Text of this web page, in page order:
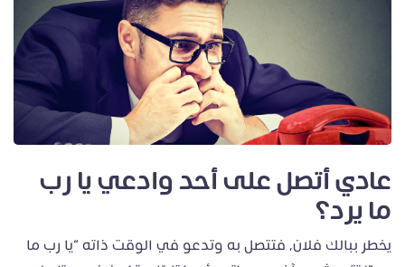
عادي أتصل على أحد وادعي يا رب
ما يرد؟
يخطر ببالك فلان، فتتصل به وتدعو في الوقت ذاته “يا رب ما